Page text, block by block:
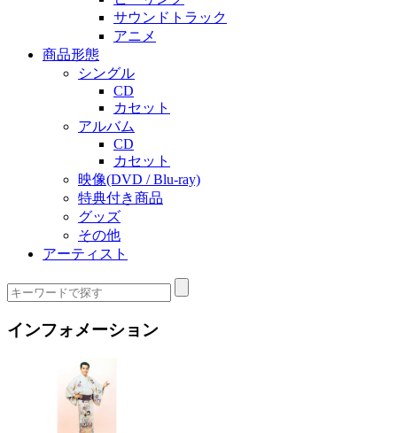
サウンドトラック
アニメ
商品形態
シングル
CD
カセット
アルバム
CD
カセット
映像(DVD / Blu-ray)
特典付き商品
グッズ
その他
アーティスト
インフォメーション